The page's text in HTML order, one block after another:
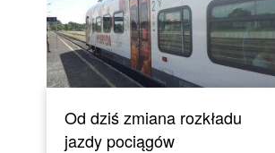
Od dziś zmiana rozkładu
jazdy pociągów